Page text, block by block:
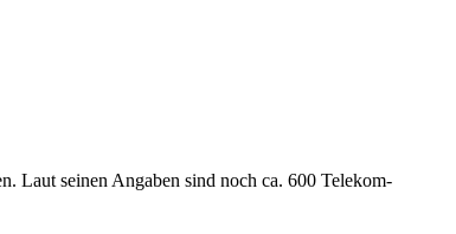
Laut seinen Angaben sind noch ca. 600 Telekom-